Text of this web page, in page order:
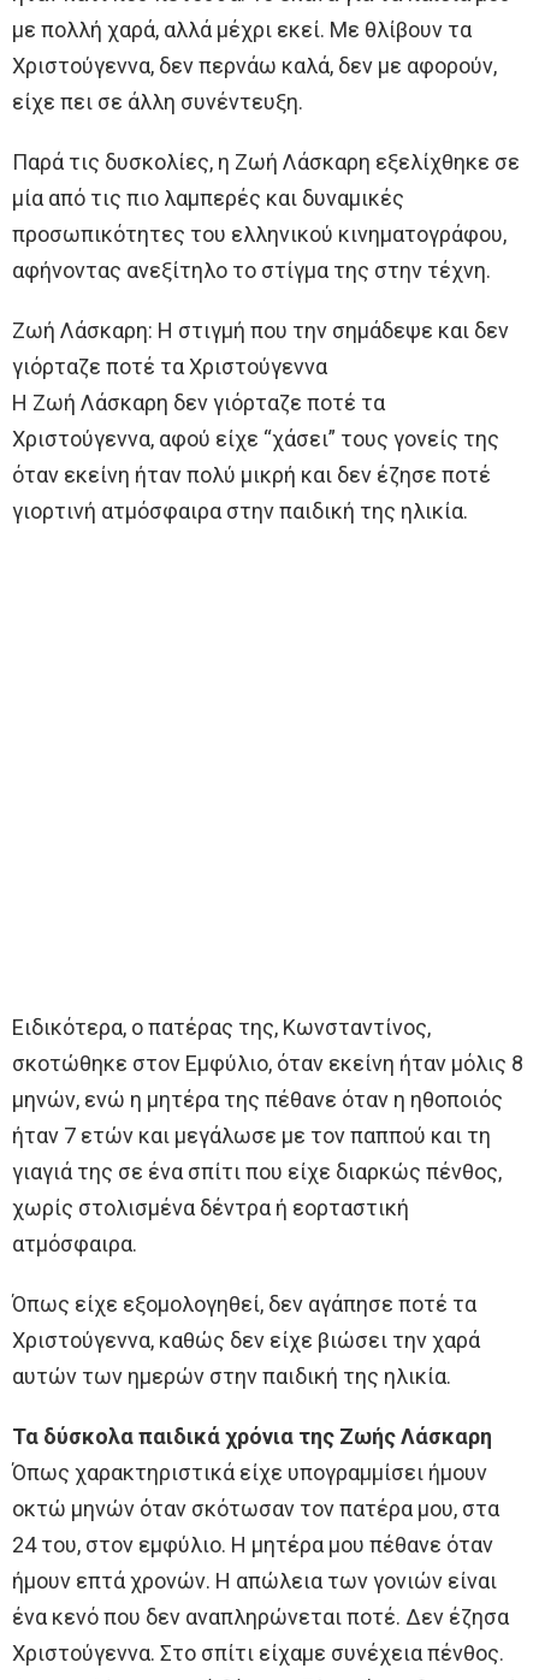
με πολλή χαρά, αλλά μέχρι εκεί. Με θλίβουν τα
Χριστούγεννα, δεν περνάω καλά, δεν με αφορούν,
είχε πει σε άλλη συνέντευξη.
Παρά τις δυσκολίες, η Ζωή Λάσκαρη εξελίχθηκε σε
μία από τις πιο λαμπερές και δυναμικές
προσωπικότητες του ελληνικού κινηματογράφου,
αφήνοντας ανεξίτηλο το στίγμα της στην τέχνη.
Ζωή Λάσκαρη: Η στιγμή που την σημάδεψε και δεν
γιόρταζε ποτέ τα Χριστούγεννα
Η Ζωή Λάσκαρη δεν γιόρταζε ποτέ τα
Χριστούγεννα, αφού είχε “χάσει” τους γονείς της
όταν εκείνη ήταν πολύ μικρή και δεν έζησε ποτέ
γιορτινή ατμόσφαιρα στην παιδική της ηλικία.
Ειδικότερα, ο πατέρας της, Κωνσταντίνος,
σκοτώθηκε στον Εμφύλιο, όταν εκείνη ήταν μόλις 8
μηνών, ενώ η μητέρα της πέθανε όταν η ηθοποιός
ήταν 7 ετών και μεγάλωσε με τον παππού και τη
γιαγιά της σε ένα σπίτι που είχε διαρκώς πένθος,
χωρίς στολισμένα δέντρα ή εορταστική
ατμόσφαιρα.
Όπως είχε εξομολογηθεί, δεν αγάπησε ποτέ τα
Χριστούγεννα, καθώς δεν είχε βιώσει την χαρά
αυτών των ημερών στην παιδική της ηλικία.
Τα δύσκολα παιδικά χρόνια της Ζωής Λάσκαρη
Όπως χαρακτηριστικά είχε υπογραμμίσει ήμουν
οκτώ μηνών όταν σκότωσαν τον πατέρα μου, στα
24 του, στον εμφύλιο. Η μητέρα μου πέθανε όταν
ήμουν επτά χρονών. Η απώλεια των γονιών είναι
ένα κενό που δεν αναπληρώνεται ποτέ. Δεν έζησα
Χριστούγεννα. Στο σπίτι είχαμε συνέχεια πένθος.